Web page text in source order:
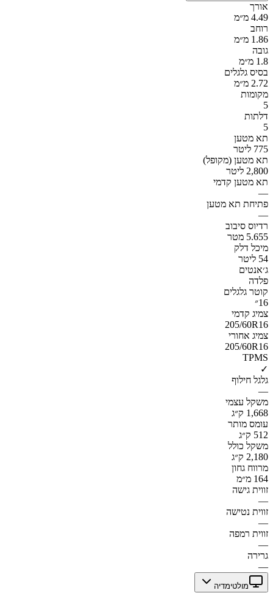
אורך
4.49 מ״מ
רוחב
1.86 מ״מ
גובה
1.8 מ״מ
בסיס גלגלים
2.72 מ״מ
מקומות
5
דלתות
5
תא מטען
775 ליטר
תא מטען (מקופל)
2,800 ליטר
תא מטען קדמי
—
פתיחת תא מטען
—
רדיוס סיבוב
5.655 מטר
מיכל דלק
54 ליטר
ג׳אנטים
פלדה
קוטר גלגלים
16״
צמיג קדמי
205/60R16
צמיג אחורי
205/60R16
TPMS
✓
גלגל חילוף
—
משקל עצמי
1,668 ק״ג
עומס מותר
512 ק״ג
משקל כולל
2,180 ק״ג
מרווח גחון
164 מ״מ
זווית גישה
—
זווית נטישה
—
זווית רמפה
—
גרירה
—
מולטימדיה